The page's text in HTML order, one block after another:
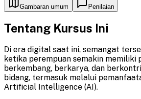
Gambaran umum Penilaian
Tentang Kursus Ini
Di era digital saat ini, semangat
ketika perempuan semakin memiliki
berkembang, berkarya, dan
bidang, termasuk melalui
Artificial Intelligence (AI).